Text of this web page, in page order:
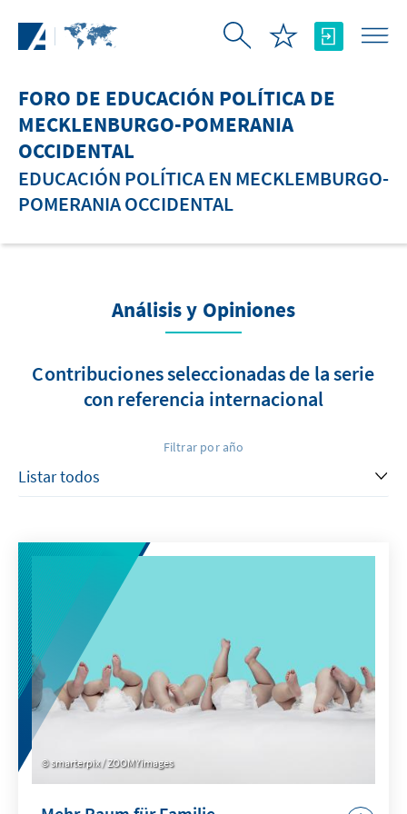
FORO DE EDUCACIÓN POLÍTICA DE
MECKLENBURGO-POMERANIA
OCCIDENTAL
EDUCACIÓN POLÍTICA EN MECKLEMBURGO-
POMERANIA OCCIDENTAL
Análisis y Opiniones
Contribuciones seleccionadas de la serie
con referencia internacional
Filtrar por año
smarterpix / ZOOMYimages